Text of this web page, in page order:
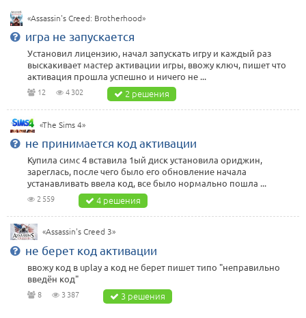
«Assassin's Creed: Brotherhood»
игра не запускается
Установил лицензию, начал запускать игру и каждый раз
выскакивает мастер активации игры, ввожу ключ, пишет что
активация прошла успешно и ничего не ...
12 4 302 2 решения
«The Sims 4»
не принимается код активации
Купила симс 4 вставила 1ый диск установила ориджин,
зареглась, после чего было его обновление начала
устанавливать ввела код, все было нормально пошла ...
2 559 4 решения
«Assassin's Creed 3»
не берет код активации
ввожу код в uplay а код не берет пишет типо "неправильно
введён код"
8 3 387 3 решения